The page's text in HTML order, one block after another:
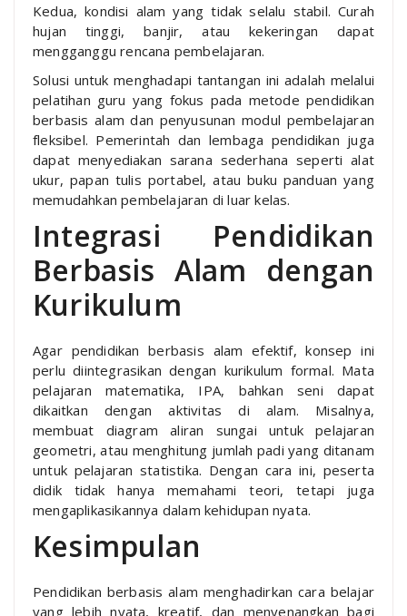
Kedua, kondisi alam yang tidak selalu stabil. Curah
hujan tinggi, banjir, atau kekeringan dapat
mengganggu rencana pembelajaran.
Solusi untuk menghadapi tantangan ini adalah melalui
pelatihan guru yang fokus pada metode pendidikan
berbasis alam dan penyusunan modul pembelajaran
fleksibel. Pemerintah dan lembaga pendidikan juga
dapat menyediakan sarana sederhana seperti alat
ukur, papan tulis portabel, atau buku panduan yang
memudahkan pembelajaran di luar kelas.
Integrasi Pendidikan
Berbasis Alam dengan
Kurikulum
Agar pendidikan berbasis alam efektif, konsep ini
perlu diintegrasikan dengan kurikulum formal. Mata
pelajaran matematika, IPA, bahkan seni dapat
dikaitkan dengan aktivitas di alam. Misalnya,
membuat diagram aliran sungai untuk pelajaran
geometri, atau menghitung jumlah padi yang ditanam
untuk pelajaran statistika. Dengan cara ini, peserta
didik tidak hanya memahami teori, tetapi juga
mengaplikasikannya dalam kehidupan nyata.
Kesimpulan
Pendidikan berbasis alam menghadirkan cara belajar
yang lebih nyata, kreatif, dan menyenangkan bagi